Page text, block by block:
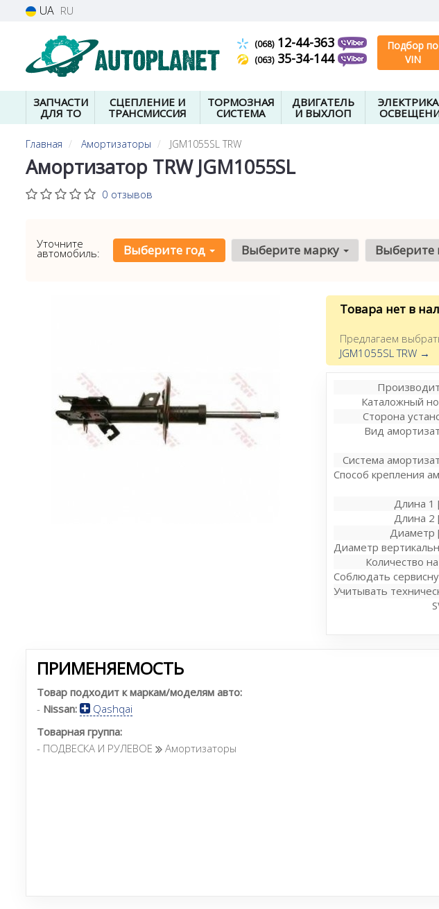
UA RU
(068)12-44-363
(063)35-34-144
Подбор по
VIN
ЗАПЧАСТИ
ДЛЯ ТО
СЦЕПЛЕНИЕ И
ТРАНСМИССИЯ
ТОРМОЗНАЯ
СИСТЕМА
ДВИГАТЕЛЬ
И ВЫХЛОП
Главная Амортизаторы JGM1055SL TRW
Амортизатор TRW JGM1055SL
0 отзывов
Уточните
автомобиль: Выберите год Выберите марку Выберите
Товара нет в
Предлагаем
JGM1055SL TRW →
Каталожный
Сторона
Вид
Система
Длина 1
Длина 2
Диаметр
Количество
Соблюдать
Учитывать
ПРИМЕНЯЕМОСТЬ
Товар подходит к маркам/моделям авто:
- Nissan:
Qashqai
Товарная группа:
- ПОДВЕСКА И РУЛЕВОЕ
Амортизаторы